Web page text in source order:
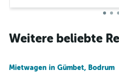
Weitere beliebte
Mietwagen in Gümbet, Bodrum